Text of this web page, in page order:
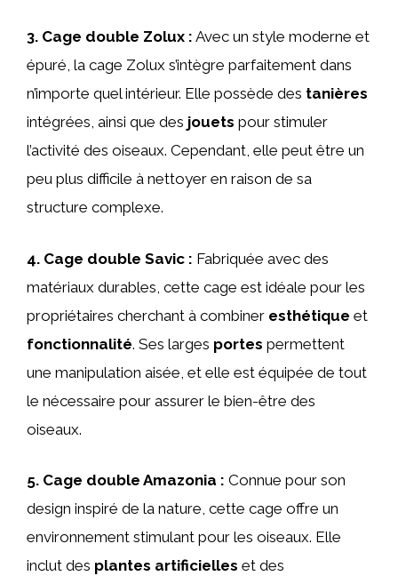
3. Cage double Zolux : Avec un style moderne et
épuré, la cage Zolux s’intègre parfaitement dans
n’importe quel intérieur. Elle possède des tanières
intégrées, ainsi que des jouets pour stimuler
l’activité des oiseaux. Cependant, elle peut être un
peu plus difficile à nettoyer en raison de sa
structure complexe.
4. Cage double Savic : Fabriquée avec des
matériaux durables, cette cage est idéale pour les
propriétaires cherchant à combiner esthétique et
fonctionnalité. Ses larges portes permettent
une manipulation aisée, et elle est équipée de tout
le nécessaire pour assurer le bien-être des
oiseaux.
5. Cage double Amazonia : Connue pour son
design inspiré de la nature, cette cage offre un
environnement stimulant pour les oiseaux. Elle
inclut des plantes artificielles et des